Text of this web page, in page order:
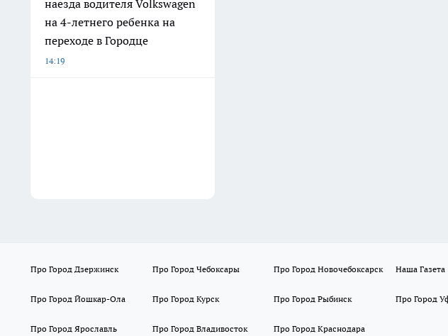
наезда водителя Volkswagen
на 4-летнего ребенка на
переходе в Городце
14:19
Про Город Дзержинск Про Город Чебоксары Про Город Новочебоксарск Наша Газета
Про Город Йошкар-Ола Про Город Курск Про Город Рыбинск Про Город
Про Город Ярославль Про Город Владивосток Про Город Краснодара